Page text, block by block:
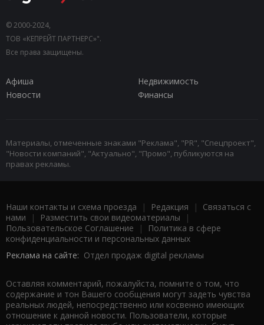
© 2000-2024,
ТОВ «КЕПРЕЙТ ПАРТНЕРС»".
Все права защищены.
Афиша
Недвижимость
Новости
Финансы
Материалы, отмеченные знаками "Реклама", "PR", "Спецпроект",
"Новости компаний", "Актуально", "Промо", публикуются на
правах рекламы.
Наши контакты и схема проезда | Редакция | Связаться с
нами | Разместить свои видеоматериалы |
Пользовательское Соглашение |
Политика в сфере
конфиденциальности и персональных данных
Реклама на сайте: Отдел продаж digital рекламы
Оставляя комментарий, пожалуйста, помните о том, что
содержание и тон Вашего сообщения могут задеть чувства
реальных людей, непосредственно или косвенно имеющих
отношение к данной новости. Пользователи, которые